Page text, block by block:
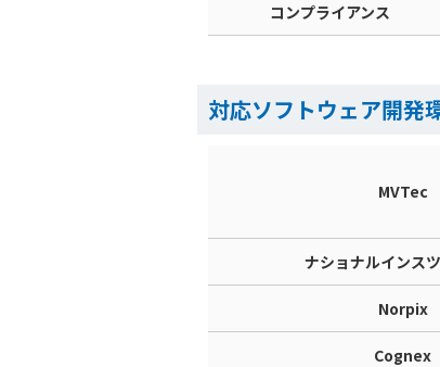
コンプライアンス
対応ソフトウェア開発
MVTec
ナショナルインス
Norpix
Cognex